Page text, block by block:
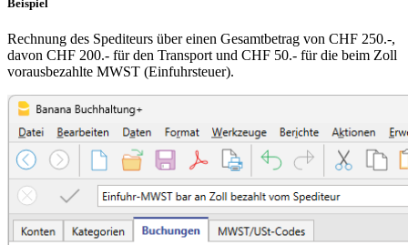
Beispiel
Rechnung des Spediteurs über einen Gesamtbetrag von CHF 250.-,
davon CHF 200.- für den Transport und CHF 50.- für die beim Zoll
vorausbezahlte MWST (Einfuhrsteuer).